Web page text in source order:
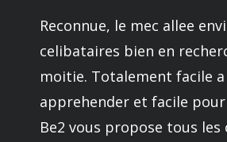
Reconnue, le mec allee
celibataires bien en
moitie. Totalement facile a
apprehender et facile
Be2 vous propose tous